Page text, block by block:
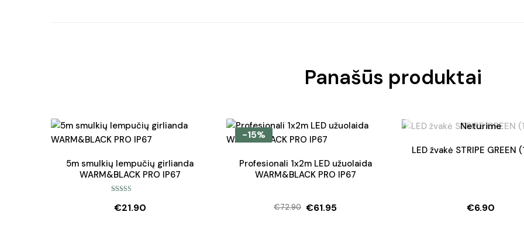
Panašūs produktai
5m smulkių lempučių girlianda
WARM&BLACK PRO IP67
5.00iš 5
€21.90
-15%
Profesionali 1x2m LED užuolaida
WARM&BLACK PRO IP67
€72.90
Original
€61.95
Current
Neturime
LED žvakė STRIPE GREEN
€6.90